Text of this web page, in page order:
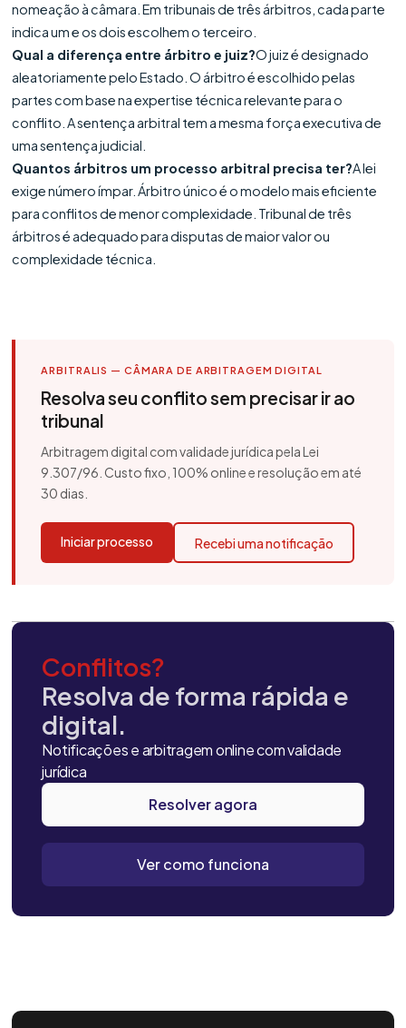
nomeação à câmara. Em tribunais de três árbitros, cada parte
indica um e os dois escolhem o terceiro.
Qual a diferença entre árbitro e juiz?O juiz é designado
aleatoriamente pelo Estado. O árbitro é escolhido pelas
partes com base na expertise técnica relevante para o
conflito. A sentença arbitral tem a mesma força executiva de
uma sentença judicial.
Quantos árbitros um processo arbitral precisa ter?A lei
exige número ímpar. Árbitro único é o modelo mais eficiente
para conflitos de menor complexidade. Tribunal de três
árbitros é adequado para disputas de maior valor ou
complexidade técnica.
ARBITRALIS — CÂMARA DE ARBITRAGEM DIGITAL
Resolva seu conflito sem precisar ir ao
tribunal
Arbitragem digital com validade jurídica pela Lei
9.307/96. Custo fixo, 100% online e resolução em até
30 dias.
Iniciar processo Recebi uma notificação
Conflitos?
Resolva de forma rápida e
digital.
Notificações e arbitragem online com validade
jurídica
Resolver agora
Ver como funciona